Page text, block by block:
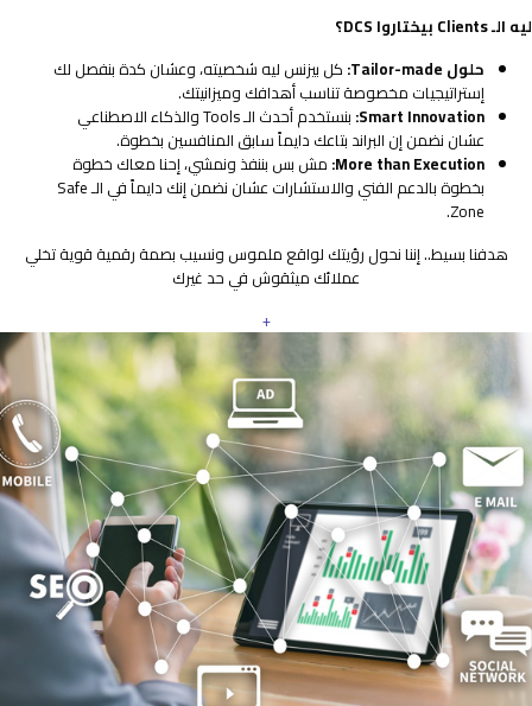
ليه الـ Clients بيختاروا DCS؟
حلول Tailor-made:
كل بيزنس ليه شخصيته، وعشان كدة بنفصل لك
إستراتيجيات مخصوصة تناسب أهدافك وميزانيتك.
Smart Innovation:
بنستخدم أحدث الـ Tools والذكاء الاصطناعي
عشان نضمن إن البراند بتاعك دايماً سابق المنافسين بخطوة.
More than Execution: مش بس بننفذ ونمشي، إحنا معاك خطوة
بخطوة بالدعم الفني والاستشارات عشان نضمن إنك دايماً في الـ Safe
Zone.
هدفنا بسيط.. إننا نحول رؤيتك لواقع ملموس ونسيب بصمة رقمية قوية تخلي
عملائك ميثقوش في حد غيرك
+